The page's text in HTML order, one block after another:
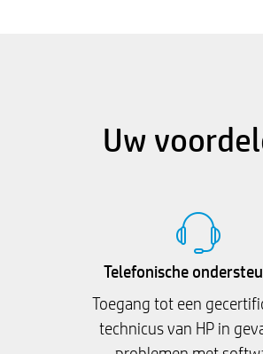
Uw
Telefonische
Toegang tot een
technicus van HP in